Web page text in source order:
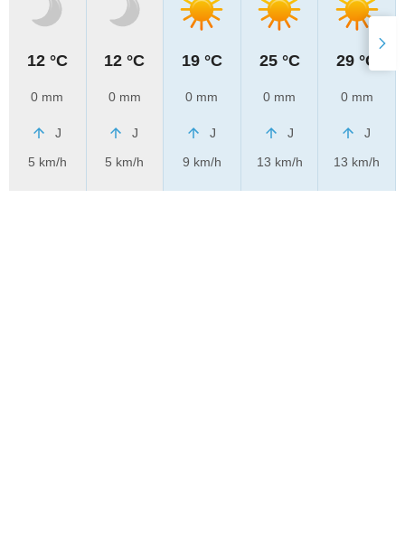
12 °C
0 mm
J
5 km/h
12 °C
0 mm
J
5 km/h
19 °C
0 mm
J
9 km/h
25 °C
0 mm
J
13 km/h
29 °C
0 mm
J
13 km/h